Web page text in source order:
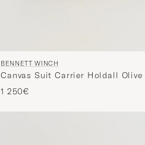
BENNETT WINCH
Canvas Suit Carrier Holdall Olive
1 250€